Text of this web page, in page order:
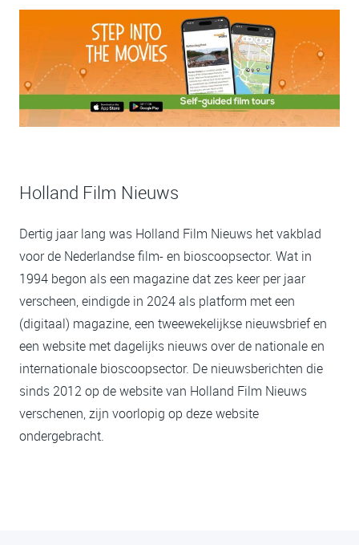
Holland Film Nieuws
Dertig jaar lang was Holland Film Nieuws het vakblad
voor de Nederlandse film- en bioscoopsector. Wat in
1994 begon als een magazine dat zes keer per jaar
verscheen, eindigde in 2024 als platform met een
(digitaal) magazine, een tweewekelijkse nieuwsbrief en
een website met dagelijks nieuws over de nationale en
internationale bioscoopsector. De nieuwsberichten die
sinds 2012 op de website van Holland Film Nieuws
verschenen, zijn voorlopig op deze website
ondergebracht.